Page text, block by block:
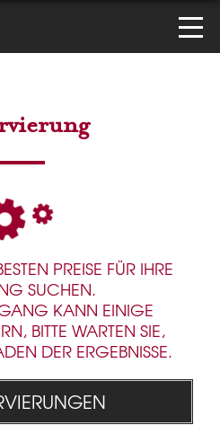
PREISE FÜR IHRE
SUCHEN.
KANN EINIGE
BITTE WARTEN SIE,
DER ERGEBNISSE.